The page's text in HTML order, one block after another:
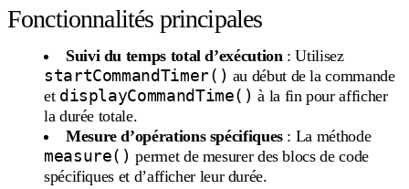
Fonctionnalités principales
Suivi du temps total d’exécution: Utilisez
startCommandTimer() au début de la commande
et displayCommandTime() à la fin pour afficher
la durée totale.
Mesure d’opérations spécifiques: La méthode
measure() permet de mesurer des blocs de code
spécifiques et d’afficher leur durée.